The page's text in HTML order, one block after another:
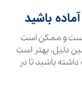
و ممکن است
دلیل، بهتر است
باشید تا در